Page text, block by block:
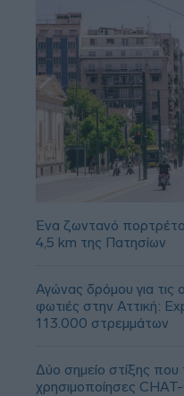
Ένα ζωντανό
4,5 km της Πατησίων
Αγώνας δρόμου για τις
φωτιές στην Αττική:
113.000 στρεμμάτων
Δύο σημείο στίξης που
χρησιμοποίησες